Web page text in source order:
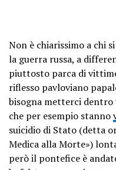
Non è chiarissimo a chi
la guerra russa, a
piuttosto parca di
riflesso pavloviano
bisogna metterci dentro
che per esempio stanno
suicidio di Stato (detta
Medica alla Morte»)
però il pontefice è